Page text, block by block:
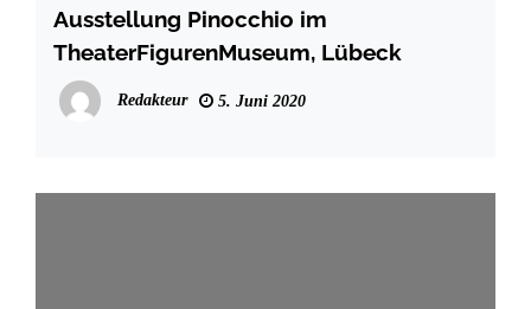
Ausstellung Pinocchio im
TheaterFigurenMuseum, Lübeck
Redakteur 5. Juni 2020